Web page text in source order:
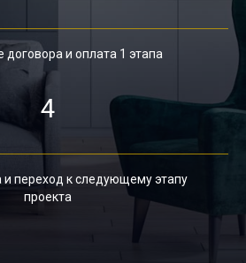
договора и оплата 1 этапа
4
и переход к следующему этапу
проекта